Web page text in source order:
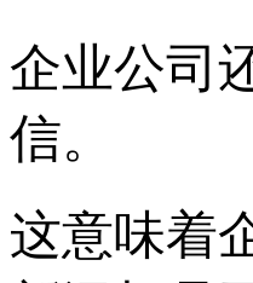
企业公司
信。
这意味着